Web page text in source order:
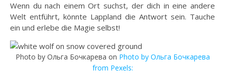
Wenn du nach einem Ort suchst, der dich in eine andere
Welt entführt, könnte Lappland die Antwort sein. Tauche
ein und erlebe die Magie selbst!
Photo by Ольга Бочкарева on Photo by Ольга Бочкарева
from Pexels: